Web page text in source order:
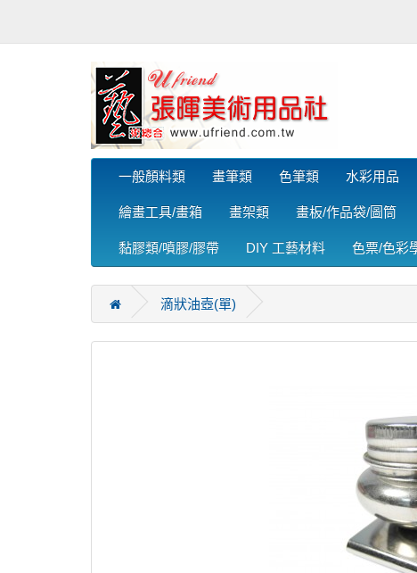
一般顏料類 畫筆類 色筆類 水彩用品
繪畫工具/畫箱 畫架類 畫板/作品袋/圖筒
黏膠類/噴膠/膠帶 DIY 工藝材料 色票/色彩
滴狀油壺(單)